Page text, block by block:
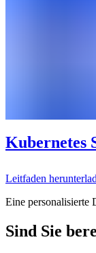
Kubernetes
Leitfaden
Eine personalisierte
Sind Sie